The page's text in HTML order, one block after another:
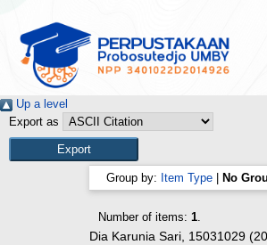
Up a level
Export as
Group by: Item Type No
Number of items: 1.
Dia Karunia Sari, 15031029